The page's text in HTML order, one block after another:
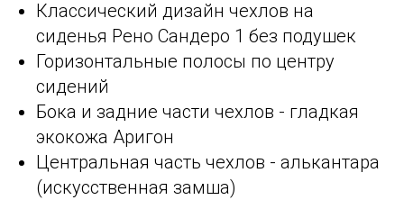
Классический дизайн чехлов на
сиденья Рено Сандеро 1 без подушек
Горизонтальные полосы по центру
сидений
Бока и задние части чехлов - гладкая
экокожа Аригон
Центральная часть чехлов - алькантара
(искусственная замша)